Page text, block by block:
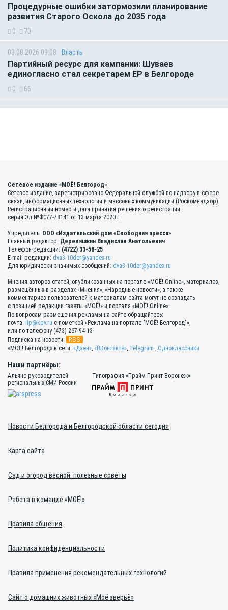
Процедурные ошибки затормозили планирование
развития Старого Оскола до 2035 года
0 70
03.08.2026 09:08 Власть
Партийный ресурс для кампании: Шуваев
единогласно стал секретарем ЕР в Белгороде
0 66
Сетевое издание «МОЁ! Белгород»
Сетевое издание, зарегистрировано Федеральной службой по надзору в сфере
связи, информационных технологий и массовых коммуникаций (Роскомнадзор).
Регистрационный номер и дата принятия решения о регистрации:
серия Эл №ФС77-78141 от 13 марта 2020 г.
Учредитель: ООО «Издательский дом «Свободная пресса»
Главный редактор: Деревяшкин Владислав Анатольевич
Телефон редакции: (4722) 33-58-25
E-mail редакции: dva3-10der@yandex.ru
Для юридически значимых сообщений: dva3-10der@yandex.ru
Мнения авторов статей, опубликованных на портале «МОЁ! Online», материалов,
размещённых в разделах «Мнения», «Народные новости», а также
комментариев пользователей к материалам сайта могут не совпадать
с позицией редакции газеты «МОЁ!» и портала «МОЁ! Online».
По вопросам размещения рекламы на сайте обращайтесь:
почта: lip@kpv.ru с пометкой «Реклама на портале "МОЁ! Белгород"»,
или по телефону (473) 267-94-13
Подписка на новости:
RSS
«МОЁ! Белгород» в сети: «Дзен», «ВКонтакте», Telegram , Одноклассники
Наши партнёры:
Альянс руководителей
региональных СМИ России
Типография «Прайм Принт Воронеж»
Новости Белгорода и Белгородской области сегодня
Карта сайта
Сад и огород весной: полезные советы
Работа в команде «МОЁ!»
Правила общения
Политика конфиденциальности
Правила применения рекомендательных технологий
Сайт о домашних животных «Моё зверьё»